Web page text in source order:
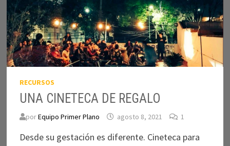
RECURSOS
UNA CINETECA DE REGALO
porEquipo Primer Plano agosto 8, 2021 1
Desde su gestación es diferente. Cineteca para